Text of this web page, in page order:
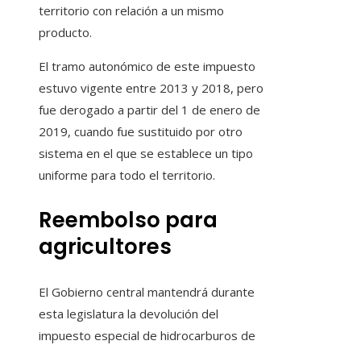
territorio con relación a un mismo
producto.
El tramo autonómico de este impuesto
estuvo vigente entre 2013 y 2018, pero
fue derogado a partir del 1 de enero de
2019, cuando fue sustituido por otro
sistema en el que se establece un tipo
uniforme para todo el territorio.
Reembolso para
agricultores
El Gobierno central mantendrá durante
esta legislatura la devolución del
impuesto especial de hidrocarburos de